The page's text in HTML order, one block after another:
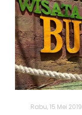
Rabu, 15 Mei 2019